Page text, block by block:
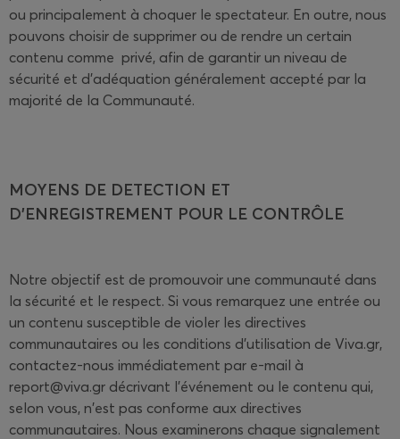
ou principalement à choquer le spectateur. En outre, nous
pouvons choisir de supprimer ou de rendre un certain
contenu comme privé, afin de garantir un niveau de
sécurité et d'adéquation généralement accepté par la
majorité de la Communauté.
MOYENS DE DETECTION ET
D'ENREGISTREMENT POUR LE CONTRÔLE
Notre objectif est de promouvoir une communauté dans
la sécurité et le respect. Si vous remarquez une entrée ou
un contenu susceptible de violer les directives
communautaires ou les conditions d'utilisation de Viva.gr,
contactez-nous immédiatement par e-mail à
report@viva.gr décrivant l'événement ou le contenu qui,
selon vous, n'est pas conforme aux directives
communautaires. Nous examinerons chaque signalement